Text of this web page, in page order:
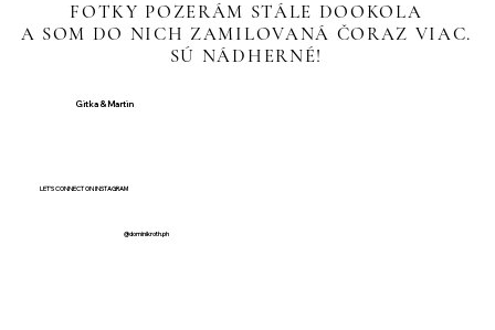
FOTKY POZERÁM STÁLE DOOKOLA
A SOM DO NICH ZAMILOVANÁ ČORAZ VIAC.
SÚ NÁDHERNÉ!
FOTKY POZERÁM STÁLE DOOKOLA
A SOM DO NICH ZAMILOVANÁ ČORAZ VIAC.
SÚ NÁDHERNÉ!
Gitka & Martin
LET'S CONNECT ON INSTAGRAM
@dominikroth.ph